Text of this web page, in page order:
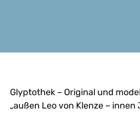
Glyptothek – Original und
„außen Leo von Klenze – innen